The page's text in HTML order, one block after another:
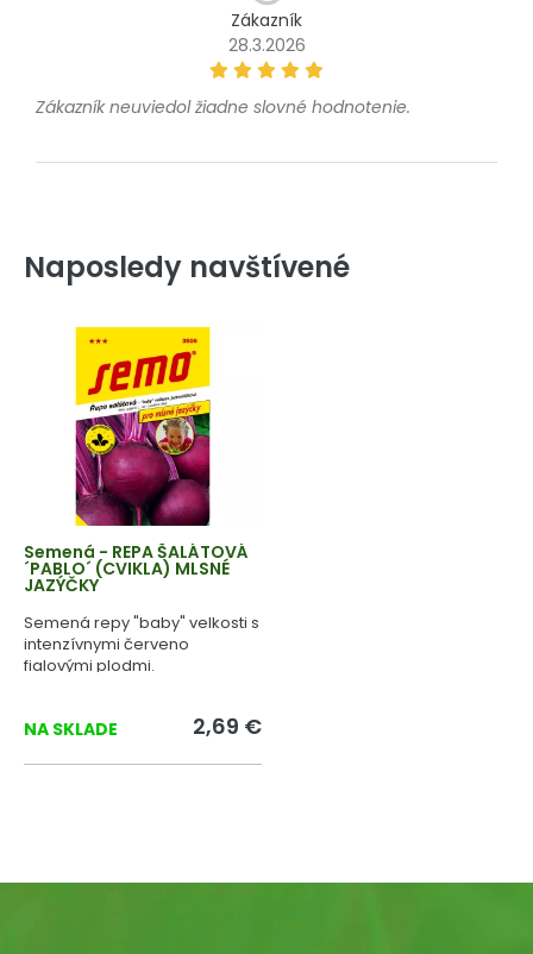
Zákazník
28.3.2026
Zákazník neuviedol žiadne slovné hodnotenie.
Naposledy navštívené
Semená - REPA ŠALÁTOVÁ
´PABLO´ (CVIKLA) MLSNÉ
JAZÝČKY
Semená repy "baby" velkosti s
intenzívnymi červeno
fialovými plodmi.
NA SKLADE 2,69 €